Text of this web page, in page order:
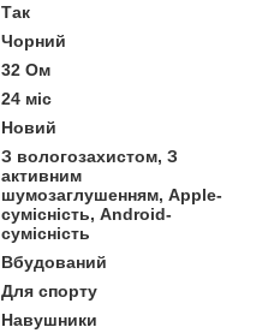
Так
Чорний
32 Ом
24 міс
Новий
З вологозахистом, З
активним
шумозаглушенням, Apple-
сумісність, Android-
сумісність
Вбудований
Для спорту
Навушники